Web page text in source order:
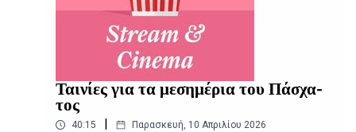
Ταινίες για τα μεσημέρια του Πάσχα-
τος
40:15 | Παρασκευή, 10 Απριλίου 2026